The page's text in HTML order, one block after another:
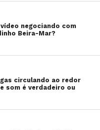
negociando com
Beira-Mar?
circulando ao redor
som é verdadeiro ou